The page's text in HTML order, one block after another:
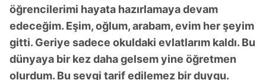
öğrencilerimi hayata hazırlamaya devam
edeceğim. Eşim, oğlum, arabam, evim her şeyim
gitti. Geriye sadece okuldaki evlatlarım kaldı. Bu
dünyaya bir kez daha gelsem yine öğretmen
olurdum. Bu sevgi tarif edilemez bir duygu.